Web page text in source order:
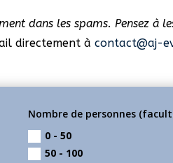
dans les spams. Pensez à
directement à contact@aj-
Nombre de personnes
0 - 50
50 - 100